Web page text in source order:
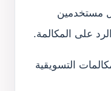
مستخدمين
على المكالمة.
التسويقية